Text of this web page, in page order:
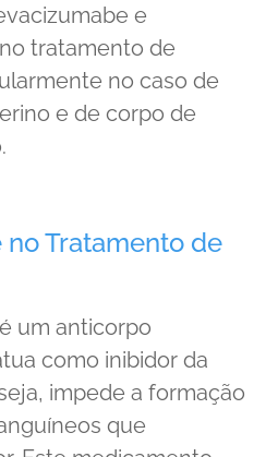
e
tratamento de
no caso de
e de corpo de
Tratamento de
um anticorpo
como inibidor da
impede a formação
que